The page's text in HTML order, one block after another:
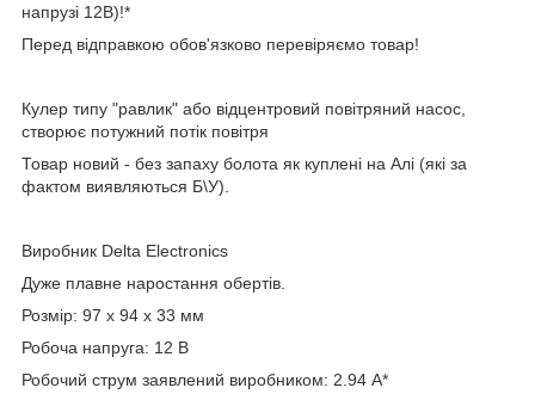
напрузі 12В)!*
Перед відправкою обов'язково перевіряємо товар!
Кулер типу "равлик" або відцентровий повітряний насос,
створює потужний потік повітря
Товар новий - без запаху болота як куплені на Алі (які за
фактом виявляються Б\У).
Виробник Delta Electronics
Дуже плавне наростання обертів.
Розмір: 97 x 94 х 33 мм
Робоча напруга: 12 В
Робочий струм заявлений виробником: 2.94 А*